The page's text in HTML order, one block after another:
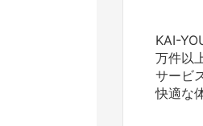
KAI-
万件以
サービ
快適な